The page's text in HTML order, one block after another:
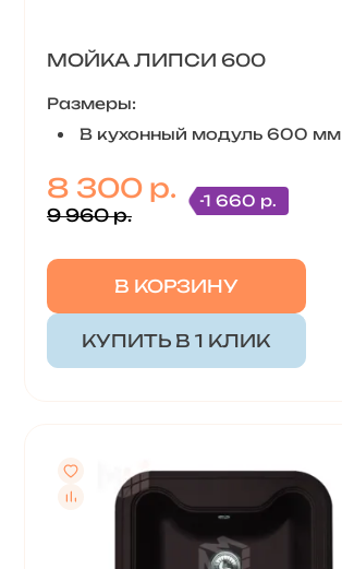
МОЙКА ЛИПСИ 600
Размеры:
В кухонный модуль 600 мм
8 300 р.
9 960 р.
-1 660 р.
В КОРЗИНУ
КУПИТЬ В 1 КЛИК